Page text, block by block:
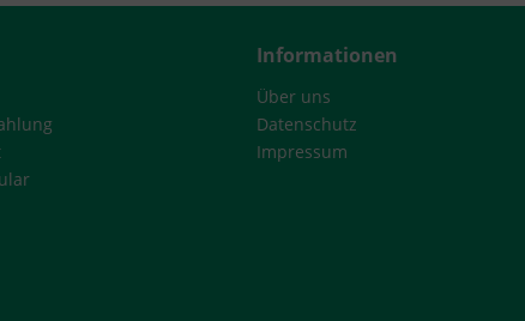
Informationen
Über uns
Datenschutz
Impressum